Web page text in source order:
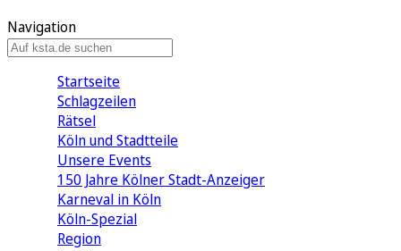
Navigation
Startseite
Schlagzeilen
Rätsel
Köln und Stadtteile
Unsere Events
150 Jahre Kölner Stadt-Anzeiger
Karneval in Köln
Köln-Spezial
Region